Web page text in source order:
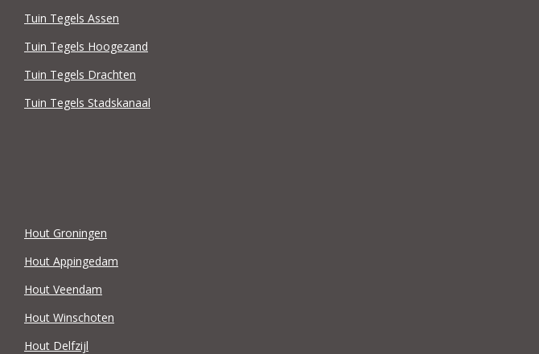
Tuin Tegels Assen
Tuin Tegels Hoogezand
Tuin Tegels Drachten
Tuin Tegels Stadskanaal
Hout Groningen
Hout Appingedam
Hout Veendam
Hout Winschoten
Hout Delfzijl